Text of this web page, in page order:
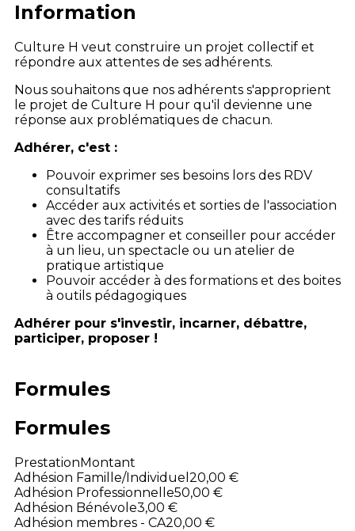
Information
Culture H veut construire un projet collectif et
répondre aux attentes de ses adhérents.
Nous souhaitons que nos adhérents s'approprient
le projet de Culture H pour qu'il devienne une
réponse aux problématiques de chacun.
Adhérer, c'est :
Pouvoir exprimer ses besoins lors des RDV
consultatifs
Accéder aux activités et sorties de l'association
avec des tarifs réduits
Être accompagner et conseiller pour accéder
à un lieu, un spectacle ou un atelier de
pratique artistique
Pouvoir accéder à des formations et des boites
à outils pédagogiques
Adhérer pour s'investir, incarner, débattre,
participer, proposer !
Formules
Formules
PrestationMontant
Adhésion Famille/Individuel 20,00 €
Adhésion Professionnelle50,00 €
Adhésion Bénévole3,00 €
Adhésion membres - CA20,00 €